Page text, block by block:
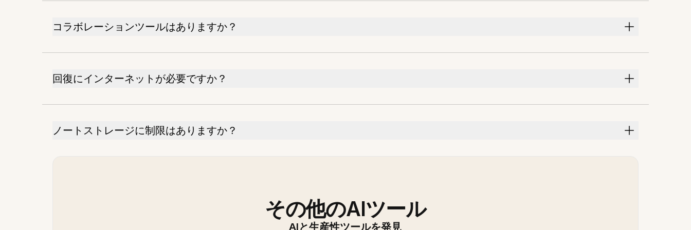
コラボレーションツールはありますか？
回復にインターネットが必要ですか？
ノートストレージに制限はありますか？
その他のAIツール
AIと生産性ツールを発見